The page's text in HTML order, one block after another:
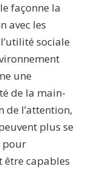
façonne la
avec les
sociale
une
de la main-
de l’attention,
plus se
pour
être capables